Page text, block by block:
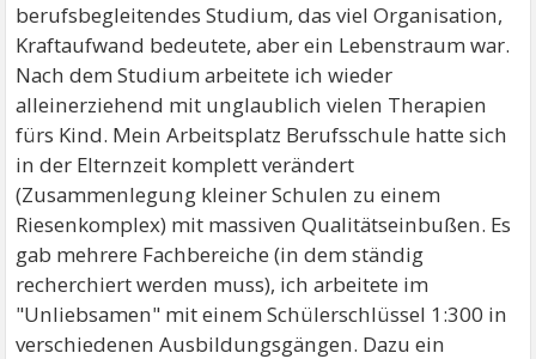
berufsbegleitendes Studium, das viel Organisation,
Kraftaufwand bedeutete, aber ein Lebenstraum war.
Nach dem Studium arbeitete ich wieder
alleinerziehend mit unglaublich vielen Therapien
fürs Kind. Mein Arbeitsplatz Berufsschule hatte sich
in der Elternzeit komplett verändert
(Zusammenlegung kleiner Schulen zu einem
Riesenkomplex) mit massiven Qualitätseinbußen. Es
gab mehrere Fachbereiche (in dem ständig
recherchiert werden muss), ich arbeitete im
"Unliebsamen" mit einem Schülerschlüssel 1:300 in
verschiedenen Ausbildungsgängen. Dazu ein